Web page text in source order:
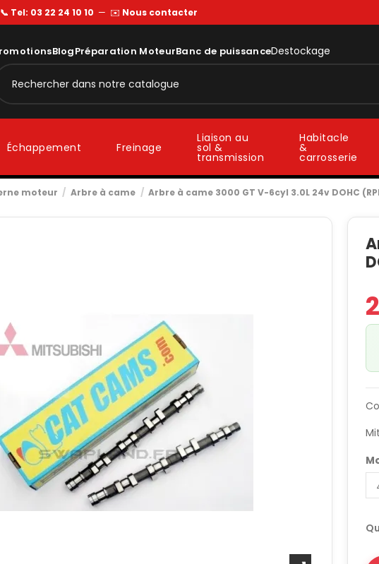
📞 Tel: 03 22 24 10 10 — ✉️ Nous contacter
BlogPréparation MoteurBanc de puissanceDestockage
Échappement Freinage
Liaison au
sol &
transmission
Habitacle
&
carrosserie
moteur Arbre à came Arbre à came 3000 GT V-6cyl 3.0L 24v DOHC